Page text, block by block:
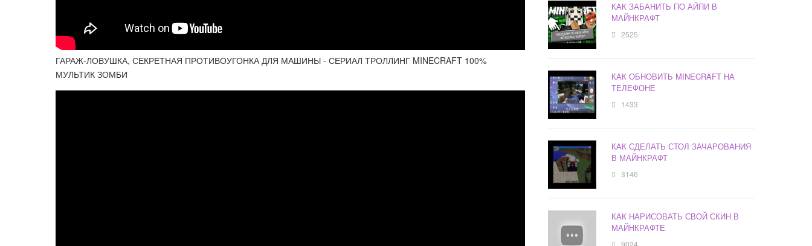
ГАРАЖ-ЛОВУШКА, СЕКРЕТНАЯ ПРОТИВОУГОНКА ДЛЯ МАШИНЫ - СЕРИАЛ ТРОЛЛИНГ MINECRAFT 100%
МУЛЬТИК ЗОМБИ
КАК ЗАБАНИТЬ ПО АЙПИ В
МАЙНКРАФТ
2525
КАК ОБНОВИТЬ MINECRAFT НА
ТЕЛЕФОНЕ
1433
КАК СДЕЛАТЬ СТОЛ ЗАЧАРОВАНИЯ
В МАЙНКРАФТ
3146
КАК НАРИСОВАТЬ СВОЙ СКИН В
МАЙНКРАФТЕ